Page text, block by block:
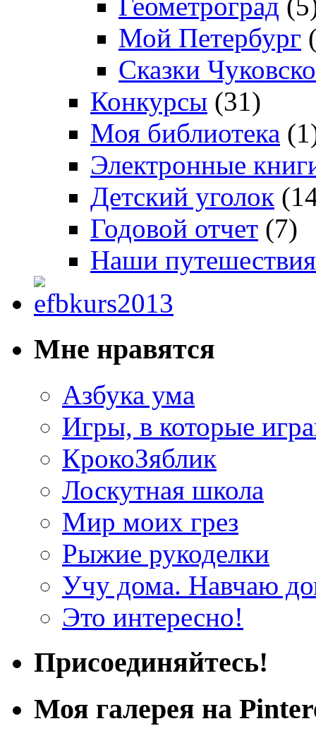
Мой Петербург
Сказки
Конкурсы (31)
Моя библиотека
Электронные
Детский уголок
Годовой отчет (7)
Наши путешествия
Мне нравятся
Азбука ума
Игры, в которые
КрокоЗяблик
Лоскутная школа
Мир моих грез
Рыжие рукоделки
Учу дома. Навчаю
Это интересно!
Присоединяйтесь!
Моя галерея на